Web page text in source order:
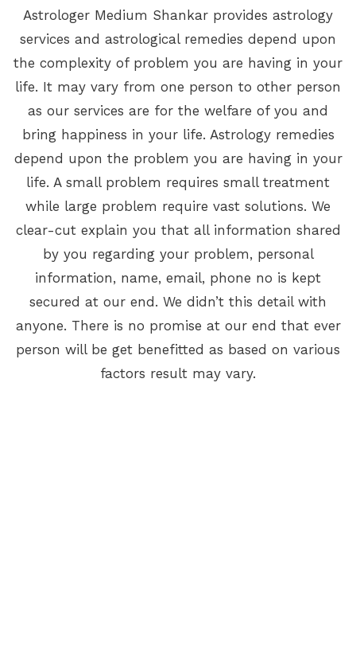
Astrologer Medium Shankar provides astrology
services and astrological remedies depend upon
the complexity of problem you are having in your
life. It may vary from one person to other person
as our services are for the welfare of you and
bring happiness in your life. Astrology remedies
depend upon the problem you are having in your
life. A small problem requires small treatment
while large problem require vast solutions. We
clear-cut explain you that all information shared
by you regarding your problem, personal
information, name, email, phone no is kept
secured at our end. We didn’t this detail with
anyone. There is no promise at our end that ever
person will be get benefitted as based on various
factors result may vary.